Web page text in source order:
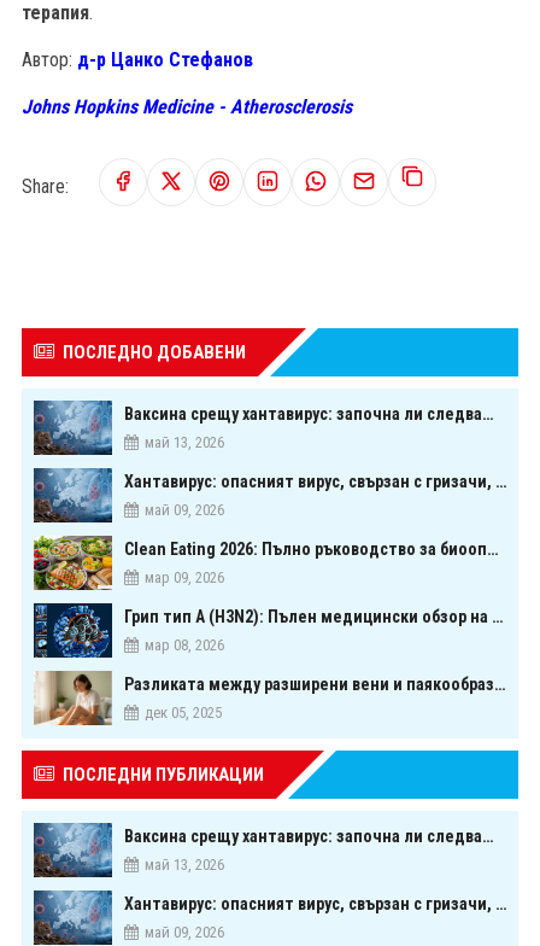
терапия.
Автор: д-р Цанко Стефанов
Johns Hopkins Medicine - Atherosclerosis
Share:
ПОСЛЕДНО ДОБАВЕНИ
Ваксина срещу хантавирус: започна ли следващата голяма надпревара в медицината?
май 13, 2026
Хантавирус: опасният вирус, свързан с гризачи, който предизвика тревога в Европа
май 09, 2026
Clean Eating 2026: Пълно ръководство за биооптимизация чрез хранене
мар 09, 2026
Грип тип A (H3N2): Пълен медицински обзор на сезонния щам през 2026 г.
мар 08, 2026
Разликата между разширени вени и паякообразни вени - и как наистина можете да ги предотвратите
дек 05, 2025
ПОСЛЕДНИ ПУБЛИКАЦИИ
Ваксина срещу хантавирус: започна ли следващата голяма надпревара в медицината?
май 13, 2026
Хантавирус: опасният вирус, свързан с гризачи, който предизвика тревога в Европа
май 09, 2026